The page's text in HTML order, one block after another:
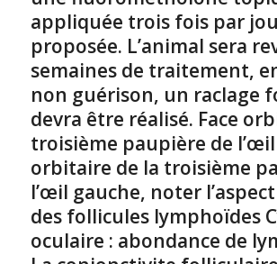
appliquée trois fois par
proposée. L’animal sera
semaines de traitement,
non guérison, un raclage
devra être réalisé. Face
troisième paupière de
orbitaire de la troisième
l’œil gauche, noter
des follicules lymphoïdes
oculaire : abondance de